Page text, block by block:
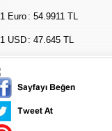
1 Euro : 54.9911 TL
1 USD : 47.645 TL